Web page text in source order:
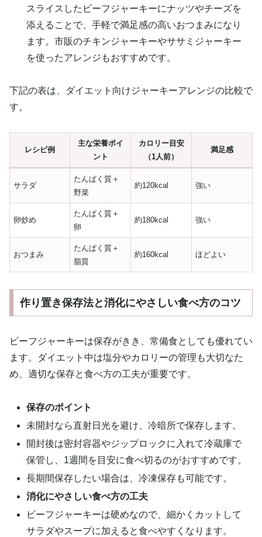
スライスしたビーフジャーキーにナッツやチーズを
添えることで、手軽で満足感の高いおつまみになり
ます。市販のチキンジャーキーやササミジャーキー
を使ったアレンジもおすすめです。
下記の表は、ダイエット向けジャーキーアレンジの比較で
す。
レシピ例
主な栄養ポイ
ント
カロリー目安
（1人前）
満足感
サラダ
たんぱく質＋
野菜
約120kcal 強い
卵炒め
たんぱく質＋
卵
約180kcal 強い
おつまみ
たんぱく質＋
脂質
約160kcal ほどよい
作り置き保存法と消化にやさしい食べ方のコツ
ビーフジャーキーは保存がきき、常備食としても優れてい
ます。ダイエット中は塩分やカロリーの管理も大切なた
め、適切な保存と食べ方の工夫が重要です。
保存のポイント
未開封なら直射日光を避け、冷暗所で保存します。
開封後は密封容器やジップロックに入れて冷蔵庫で
保管し、1週間を目安に食べ切るのがおすすめです。
長期間保存したい場合は、冷凍保存も可能です。
消化にやさしい食べ方の工夫
ビーフジャーキーは硬めなので、細かくカットして
サラダやスープに加えると食べやすくなります。